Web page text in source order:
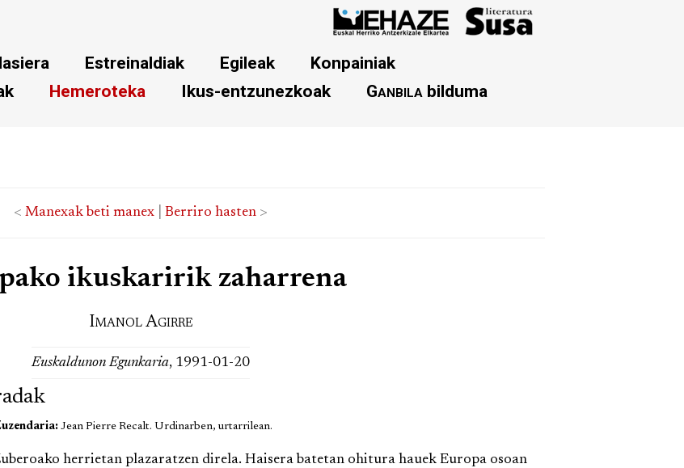
Estreinaldiak Egileak
Konpainiak
Hemeroteka Ikus-entzunezkoak Ganbila bilduma
< Manexak beti manex Berriro hasten >
ikuskaririk zaharrena
Imanol Agirre
Euskaldunon Egunkaria, 1991-01-20
Jean Pierre Recalt. Urdinarben, urtarrilean.
herrietan plazaratzen direla. Haisera batetan ohitura hauek Europa osoan